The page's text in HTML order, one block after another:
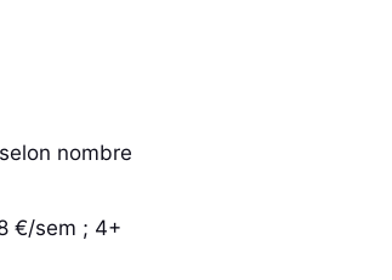
nombre
€/sem ; 4+